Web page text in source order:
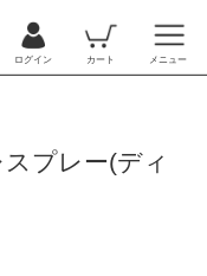
ログイン カート メニュー
プレー(ディ